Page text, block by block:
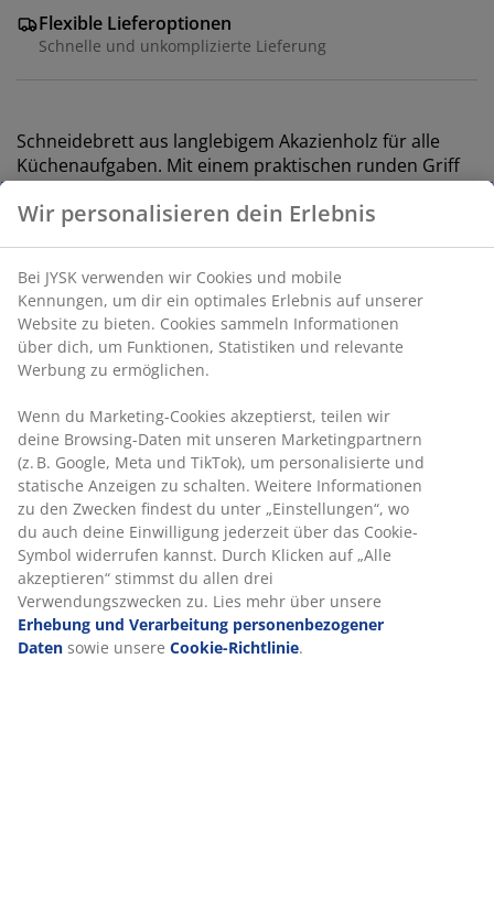
Flexible Lieferoptionen
Schnelle und unkomplizierte Lieferung
Schneidebrett aus langlebigem Akazienholz für alle
Küchenaufgaben. Mit einem praktischen runden Griff
zum Hacken, Schneiden und Servieren. B20 x L38 x H1,5
Artikelnummer: 4912509
Bewertungen
(6)
Lieferung
Wir personalisieren dein Erlebnis
Bei JYSK verwenden wir Cookies und mobile
Kennungen, um dir ein optimales Erlebnis auf unserer
Website zu bieten. Cookies sammeln Informationen
über dich, um Funktionen, Statistiken und relevante
Werbung zu ermöglichen.
Wenn du Marketing-Cookies akzeptierst, teilen wir
deine Browsing-Daten mit unseren Marketingpartnern
(z. B. Google, Meta und TikTok), um personalisierte und
statische Anzeigen zu schalten. Weitere Informationen
zu den Zwecken findest du unter „Einstellungen“, wo
du auch deine Einwilligung jederzeit über das Cookie-
Symbol widerrufen kannst. Durch Klicken auf „Alle
akzeptieren“ stimmst du allen drei
Verwendungszwecken zu. Lies mehr über unsere
Erhebung und Verarbeitung personenbezogener
Daten sowie unsere Cookie-Richtlinie.